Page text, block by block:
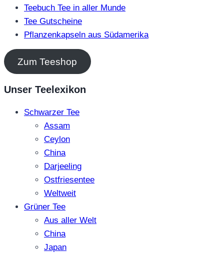
Teebuch Tee in aller Munde
Tee Gutscheine
Pflanzenkapseln aus Südamerika
Zum Teeshop
Unser Teelexikon
Schwarzer Tee
Assam
Ceylon
China
Darjeeling
Ostfriesentee
Weltweit
Grüner Tee
Aus aller Welt
China
Japan